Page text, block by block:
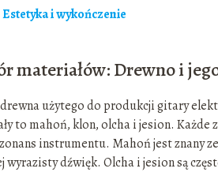
Estetyka i wykończenie
materiałów: Drewno i
użytego do produkcji gitary
to mahoń, klon, olcha i jesion. Każde
instrumentu. Mahoń jest znany
wyrazisty dźwięk. Olcha i jesion są